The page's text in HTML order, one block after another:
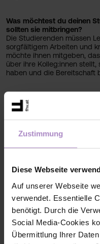
Zustimmung
Diese Webseite
Auf unserer Webseite
verwendet. Essentielle
benötigt. Durch die
Social Media-Cookies
Übermittlung Ihrer
Was möchtest du deinen
sollten sie mitbringen?
Die Studierenden müssen
sorgfältigem Arbeiten und
möchte ihnen mitgeben,
über ihre Kolleg:innen
haben und die Bereitschaft
Kontaktinformationen
+43 5572 792 5601
Wirtschaft Akad. Personal
Wir setzen Impulse